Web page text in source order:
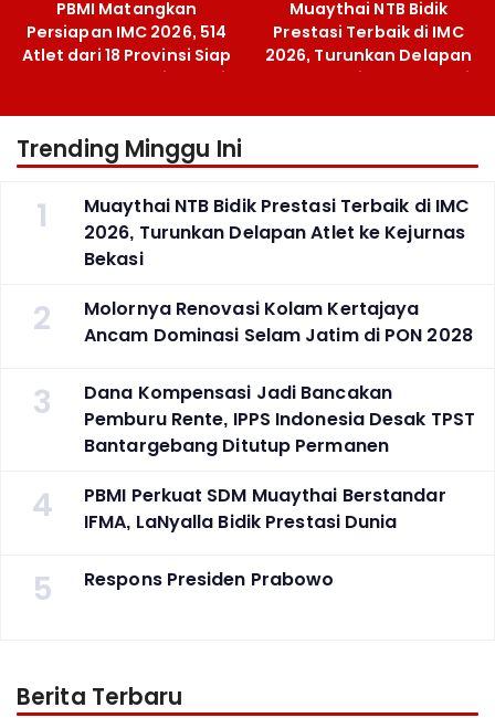
PBMI Matangkan
Persiapan IMC 2026, 514
Atlet dari 18 Provinsi Siap
Berlaga Besok di Bekasi
Muaythai NTB Bidik
Prestasi Terbaik di IMC
2026, Turunkan Delapan
Atlet ke Kejurnas Bekasi
Trending Minggu Ini
1
Muaythai NTB Bidik Prestasi Terbaik di IMC
2026, Turunkan Delapan Atlet ke Kejurnas
Bekasi
2
Molornya Renovasi Kolam Kertajaya
Ancam Dominasi Selam Jatim di PON 2028
3
Dana Kompensasi Jadi Bancakan
Pemburu Rente, IPPS Indonesia Desak TPST
Bantargebang Ditutup Permanen
4
PBMI Perkuat SDM Muaythai Berstandar
IFMA, LaNyalla Bidik Prestasi Dunia
5 Respons Presiden Prabowo
Berita Terbaru